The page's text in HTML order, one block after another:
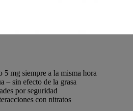
5 mg siempre a la misma hora
– sin efecto de la grasa
por seguridad
con nitratos